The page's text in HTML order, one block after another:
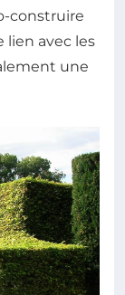
construire
lien avec les
une